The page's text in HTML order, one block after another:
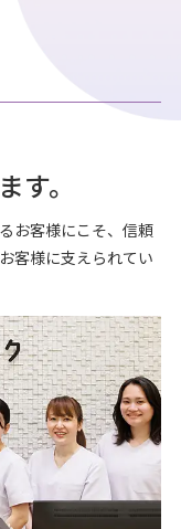
す。
お客様にこそ、信頼
客様に支えられてい